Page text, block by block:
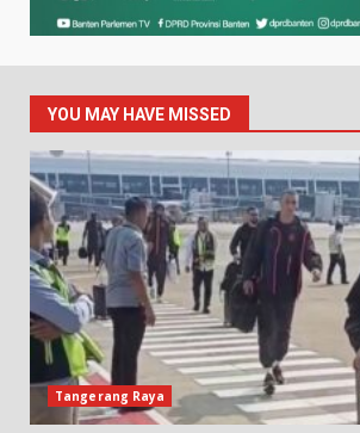
YOU MAY HAVE MISSED
Tangerang Raya